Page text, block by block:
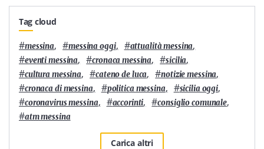
Tag cloud
#messina, #messina oggi, #attualità messina,
#eventi messina, #cronaca messina, #sicilia,
#cultura messina, #cateno de luca, #notizie messina,
#cronaca di messina, #politica messina, #sicilia oggi,
#coronavirus messina, #accorinti, #consiglio comunale,
#atm messina
Carica altri